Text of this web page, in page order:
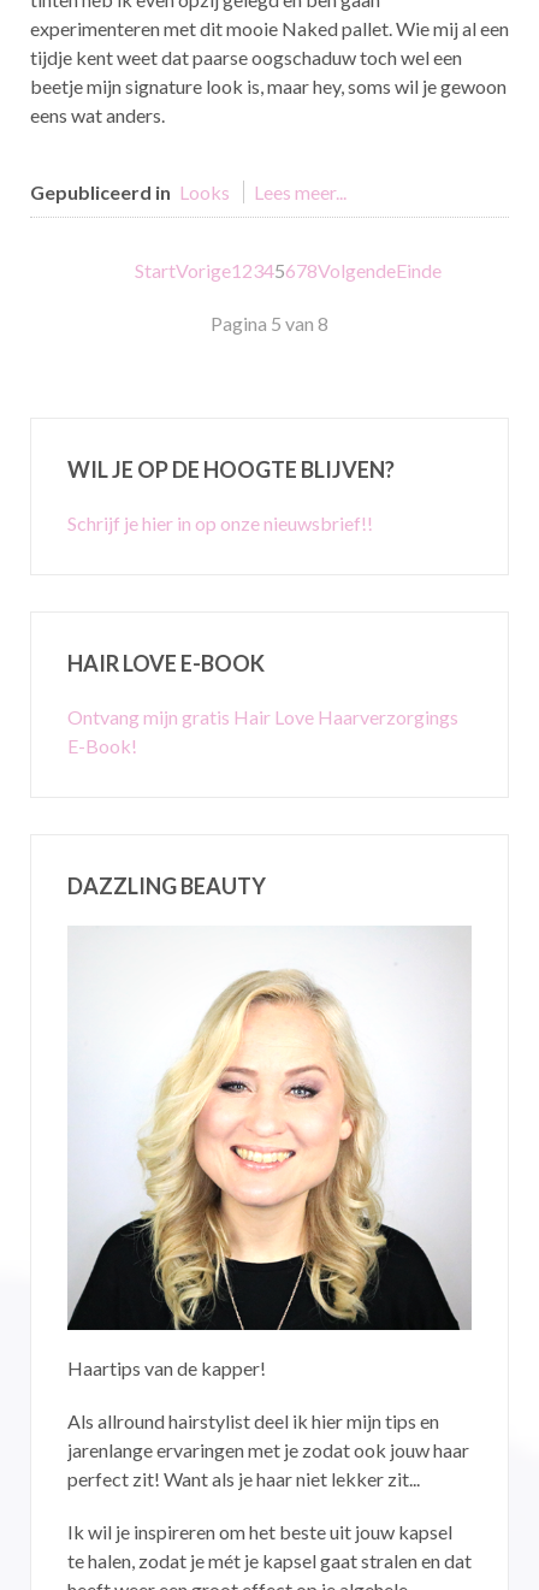
experimenteren met dit mooie Naked pallet. Wie mij al een
tijdje kent weet dat paarse oogschaduw toch wel een
beetje mijn signature look is, maar hey, soms wil je gewoon
eens wat anders.
Gepubliceerd in Looks Lees meer...
StartVorige1 2345678VolgendeEinde
Pagina 5 van 8
WIL JE OP DE HOOGTE BLIJVEN?
Schrijf je hier in op onze nieuwsbrief!!
HAIR LOVE E-BOOK
Ontvang mijn gratis Hair Love Haarverzorgings
E-Book!
DAZZLING BEAUTY
Haartips van de kapper!
Als allround hairstylist deel ik hier mijn tips en
jarenlange ervaringen met je zodat ook jouw haar
perfect zit! Want als je haar niet lekker zit...
Ik wil je inspireren om het beste uit jouw kapsel
te halen, zodat je mét je kapsel gaat stralen en dat